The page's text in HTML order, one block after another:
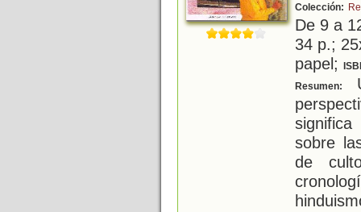
Colección:
De 9 a
34 p.;
papel;
Resumen:
sobre
de